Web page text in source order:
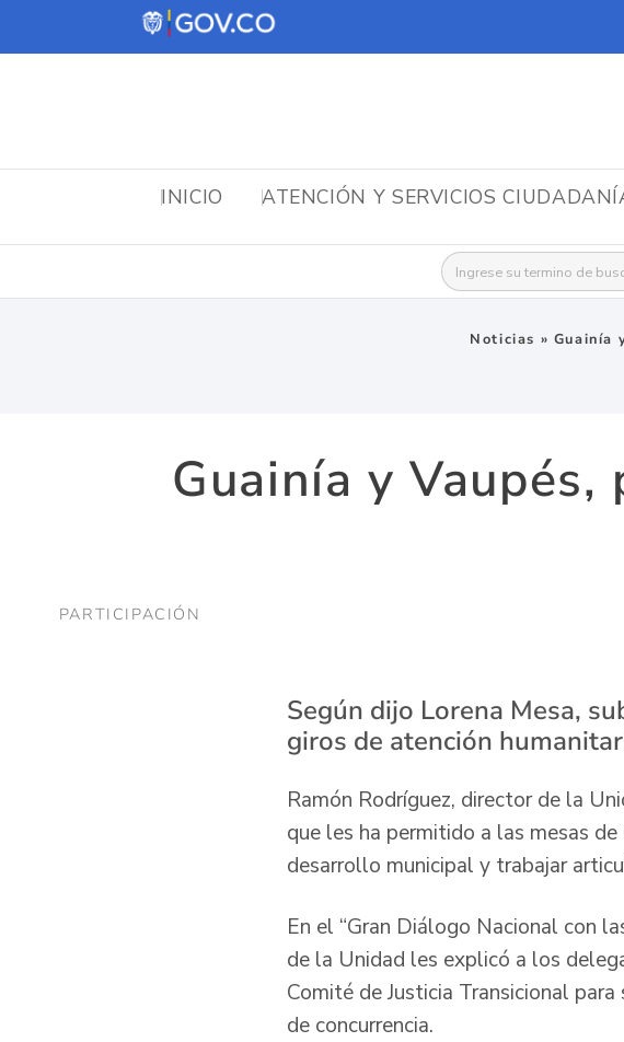
INICIO ATENCIÓN Y SERVICIOS
Buscar:
Noticias » Guainía
Guainía y
PARTICIPACIÓN
Según dijo Lorena Mesa,
giros de atención
Ramón Rodríguez, director de la
que les ha permitido a las mesas
desarrollo municipal y trabajar
En el “Gran Diálogo Nacional con
de la Unidad les explicó a los
Comité de Justicia Transicional
de concurrencia.